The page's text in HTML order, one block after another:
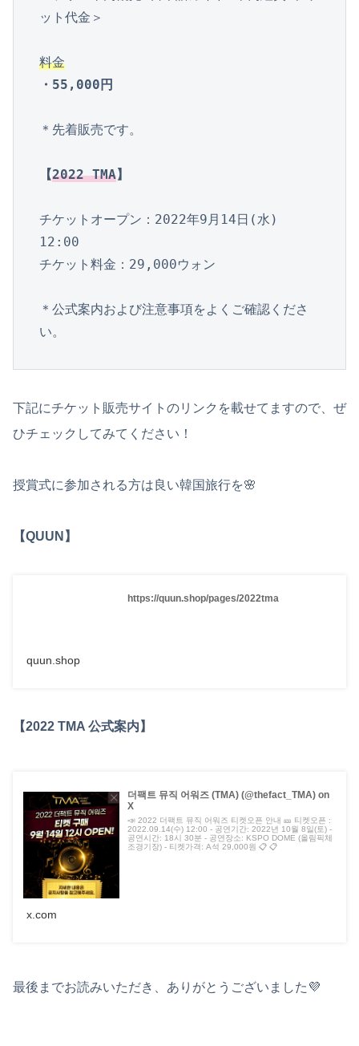
ット代金＞
料金
・55,000円
＊先着販売です。
【2022 TMA】
チケットオープン：2022年9月14日(水)
12:00
チケット料金：29,000ウォン
＊公式案内および注意事項をよくご確認くださ
い。
下記にチケット販売サイトのリンクを載せてますので、ぜ
ひチェックしてみてください！
授賞式に参加される方は良い韓国旅行を🌸
【QUUN】
https://quun.shop/pages/2022tma
quun.shop
【2022 TMA 公式案内】
더팩트 뮤직 어워즈 (TMA) (@thefact_TMA) on
X
📣 2022 더팩트 뮤직 어워즈 티켓오픈 안내 🎫 티켓오픈 :
2022.09.14(수) 12:00 - 공연기간: 2022년 10월 8일(토) -
공연시간: 18시 30분 - 공연장소: KSPO DOME (올림픽체
조경기장) - 티켓가격: A석 29,000원 📋 📋
x.com
最後までお読みいただき、ありがとうございました💜